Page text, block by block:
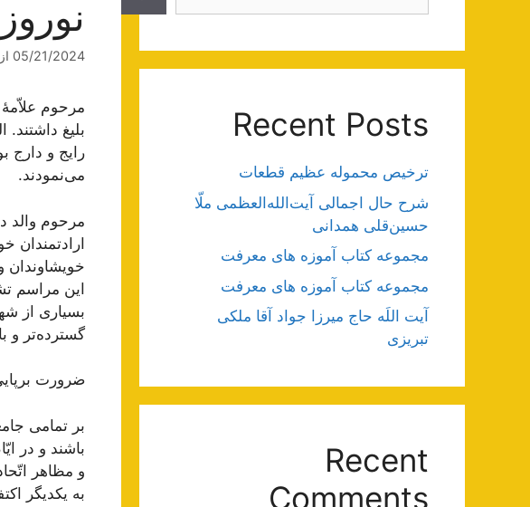
05/21/2024 از
مرحوم
بلیغ
رایج و
می‌نمودند.
مرحوم والد
ارادتمندان
خویشاوندان
این مراسم
بسیاری از
گسترده‌تر و
ضرورت
بر تمامی
باشند و در
و مظاهر
به یکدیگر
Recent Posts
ترخیص محموله عظیم قطعات
شرح حال اجمالی آیت‌الله‌العظمی ملّا
حسین‌قلی همدانی
مجموعه کتاب آموزه های معرفت
مجموعه کتاب آموزه های معرفت
آیت اللَه حاج میرزا جواد آقا ملکی
تبریزی
Recent
Comments